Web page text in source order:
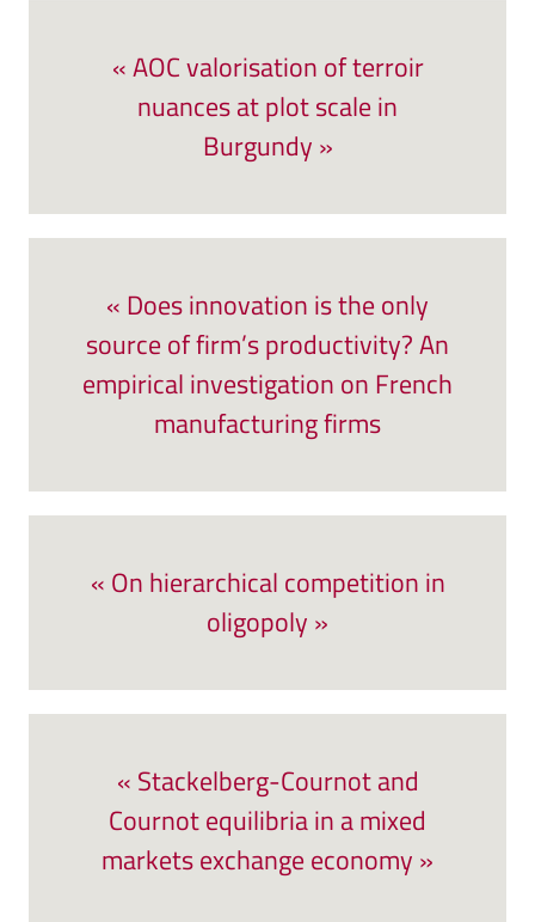
« AOC valorisation of terroir
nuances at plot scale in
Burgundy »
« Does innovation is the only
source of firm’s productivity? An
empirical investigation on French
manufacturing firms
« On hierarchical competition in
oligopoly »
« Stackelberg-Cournot and
Cournot equilibria in a mixed
markets exchange economy »